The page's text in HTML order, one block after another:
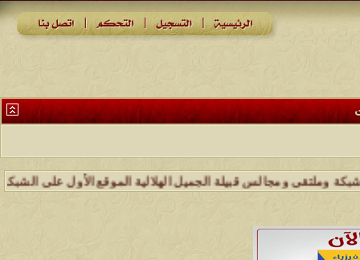
ومجالس قبيلة الجميل الهلالية الموقع الأول على الشبكة